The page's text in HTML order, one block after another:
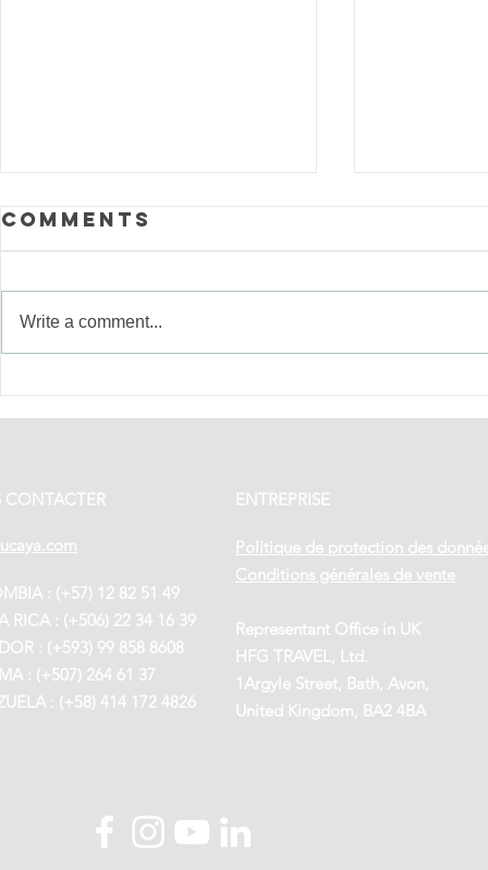
REOUVERTURE
DU COSTA RICA
LES 10
DE
Comments
Write a comment...
CONTACTER
: (+57) 12 82 51 49
RICA : (+506) 22 34 16 39
: (+593) 99 858 8608
: (+507) 264 61 37
: (+58) 414 172 4826
ENTREPRISE
Politique de protection des
Conditions générales de vente
Representant Office in UK
HFG TRAVEL, Ltd.
1Argyle Street, Bath, Avon,
United Kingdom, BA2 4BA